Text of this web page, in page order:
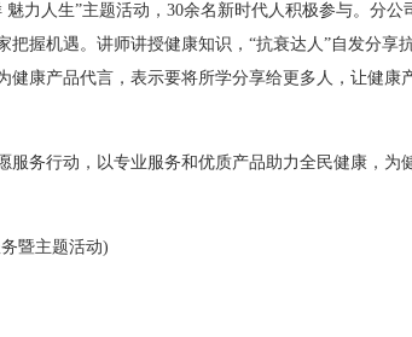
力人生”主题活动，30余名新时代人积极参与。分公
握机遇。讲师讲授健康知识，“抗衰达人”自发分享
健康产品代言，表示要将所学分享给更多人，让健康
服务行动，以专业服务和优质产品助力全民健康，为
暨主题活动)